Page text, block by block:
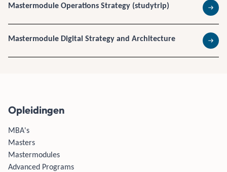
Mastermodule Operations Strategy (studytrip)
Lees
Mastermodule Digital Strategy and Architecture
Lees
Opleidingen
MBA's
Masters
Mastermodules
Advanced Programs